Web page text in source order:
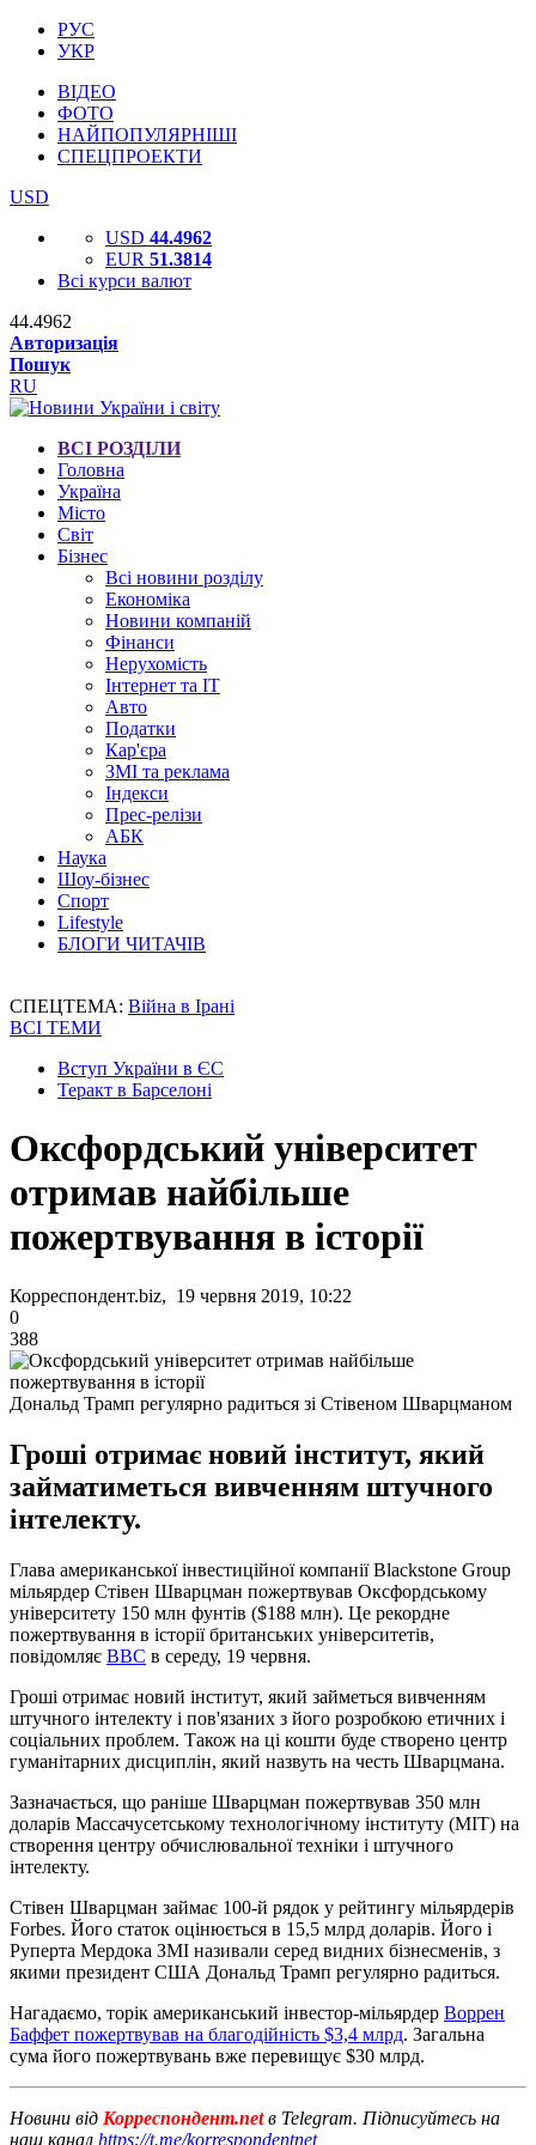
РУС
УКР
ВІДЕО
ФОТО
НАЙПОПУЛЯРНІШІ
СПЕЦПРОЕКТИ
USD
USD 44.4962
EUR 51.3814
Всі курси валют
44.4962
Авторизація
Пошук
RU
ВСІ РОЗДІЛИ
Головна
Україна
Місто
Світ
Бізнес
Всі новини розділу
Економіка
Новини компаній
Фінанси
Нерухомість
Інтернет та IT
Авто
Податки
Кар'єра
ЗМІ та реклама
Індекси
Прес-релізи
АБК
Наука
Шоу-бізнес
Спорт
Lifestyle
БЛОГИ ЧИТАЧІВ
СПЕЦТЕМА: Війна в Ірані
ВСІ ТЕМИ
Вступ України в ЄС
Теракт в Барселоні
Оксфордський університет
отримав найбільше
пожертвування в історії
Корреспондент.biz, 19 червня 2019, 10:22
0
388
Дональд Трамп регулярно радиться зі Стівеном Шварцманом
Гроші отримає новий інститут, який
займатиметься вивченням штучного
інтелекту.
Глава американської інвестиційної компанії Blackstone Group
мільярдер Стівен Шварцман пожертвував Оксфордському
університету 150 млн фунтів ($188 млн). Це рекордне
пожертвування в історії британських університетів,
повідомляє BBC в середу, 19 червня.
Гроші отримає новий інститут, який займеться вивченням
штучного інтелекту і пов'язаних з його розробкою етичних і
соціальних проблем. Також на ці кошти буде створено центр
гуманітарних дисциплін, який назвуть на честь Шварцмана.
Зазначається, що раніше Шварцман пожертвував 350 млн
доларів Массачусетському технологічному інституту (MIT) на
створення центру обчислювальної техніки і штучного
інтелекту.
Стівен Шварцман займає 100-й рядок у рейтингу мільярдерів
Forbes. Його статок оцінюється в 15,5 млрд доларів. Його і
Руперта Мердока ЗМІ називали серед видних бізнесменів, з
якими президент США Дональд Трамп регулярно радиться.
Нагадаємо, торік американський інвестор-мільярдер Воррен
Баффет пожертвував на благодійність $3,4 млрд. Загальна
сума його пожертвувань вже перевищує $30 млрд.
Новини від Корреспондент.netв Telegram. Підписуйтесь на
наш канал https://t.me/korrespondentnet